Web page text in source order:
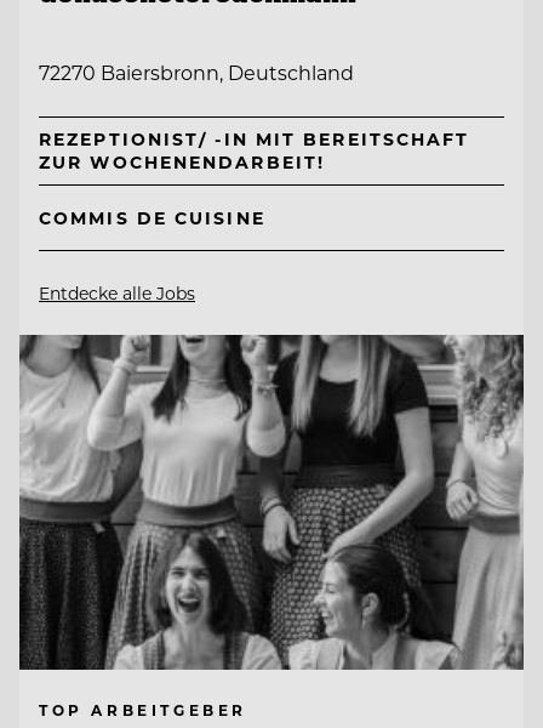
72270 Baiersbronn, Deutschland
REZEPTIONIST/ -IN MIT BEREITSCHAFT
ZUR WOCHENENDARBEIT!
COMMIS DE CUISINE
Entdecke alle Jobs
TOP ARBEITGEBER